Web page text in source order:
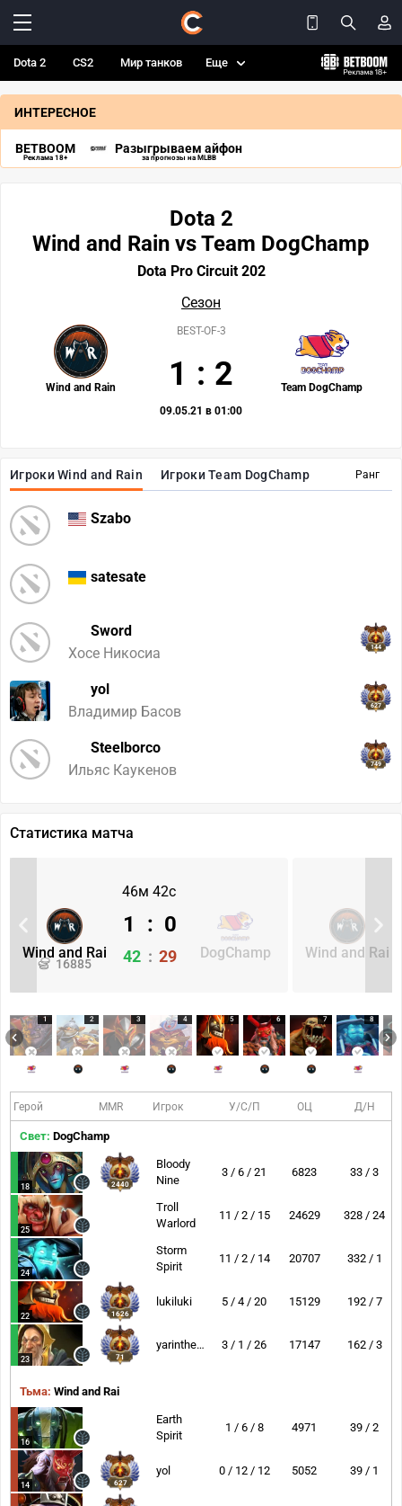
Dota 2 CS2 Мир танков Еще
ИНТЕРЕСНОЕ
BETBOOM
Реклама 18+
Разыгрываем айфон
за прогнозы на MLBB
Ранг
Игроки Wind and Rain Игроки Team DogChamp
Szabo
satesate
Sword
Хосе Никосиа
144
yol
Владимир Басов
627
Steelborco
Ильяс Каукенов
749
Dota 2
Wind and Rain vs Team DogChamp
Dota Pro Circuit 202
Сезон
Wind and Rain Team DogChamp
BEST-OF-3
1 : 2
09.05.21 в 01:00
Статистика матча
46м 42с
Wind and Rai
16885
DogChamp
1 : 0
42 : 29 Wind and Rai
1 2 3 4 5 6 7 8
Герой MMR Игрок У/С/П ОЦ Д/Н
Свет: DogChamp
18 2440
Bloody
Nine
3 / 6 / 21 6823 33 / 3
25
Troll
Warlord
11 / 2 / 15 24629 328 / 24
24
Storm
Spirit
11 / 2 / 14 20707 332 / 1
22 1626
lukiluki 5 / 4 / 20 15129 192 / 7
23 71
yarintheslayer 3 / 1 / 26 17147 162 / 3
Тьма: Wind and Rai
16
Earth
Spirit
1 / 6 / 8 4971 39 / 2
14 627
yol 0 / 12 / 12 5052 39 / 1